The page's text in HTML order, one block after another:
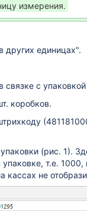
измерения.
других единицах".
связке с
коробков.
(рис. 1).
т.е. 1000,
кассах не